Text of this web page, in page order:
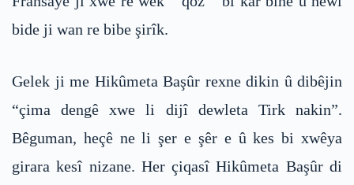
bide ji wan re bibe şirîk.
Gelek ji me Hikûmeta Başûr rexne dikin û dibêjin
“çima dengê xwe li dijî dewleta Tirk nakin”.
Bêguman, heçê ne li şer e şêr e û kes bi xwêya
girara kesî nizane. Her çiqasî Hikûmeta Başûr di